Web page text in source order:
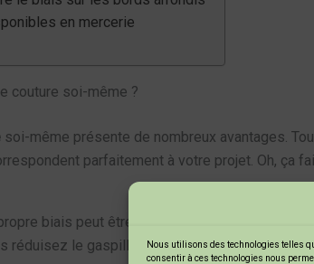
Nous utilisons des technologies telles
consentir à ces technologies nous
en mercerie
couture soi-même ?
soi-même présente de nombreux avantages.
parfaitement à votre projet. Oh, ça
biais peut être plus économique. Les
réduisez le gaspillage et économisez de